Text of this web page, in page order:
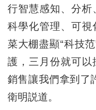
行智慧感知、分析
科學化管理、可視
菜大棚盡顯“科技
護，三月份就可以
銷售讓我們拿到了
衛明説道。